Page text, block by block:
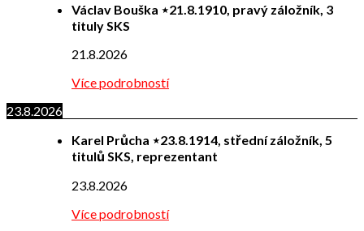
Václav Bouška ⋆21.8.1910, pravý záložník, 3
tituly SKS
21.8.2026
Více podrobností
23.8.2026
Karel Průcha ⋆23.8.1914, střední záložník, 5
titulů SKS, reprezentant
23.8.2026
Více podrobností